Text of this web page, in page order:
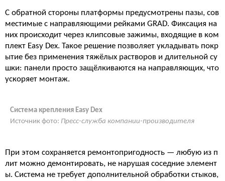
С обратной стороны платформы предусмотрены пазы, сов
местимые с направляющими рейками GRAD. Фиксация на
них происходит через клипсовые зажимы, входящие в ком
плект Easy Dex. Такое решение позволяет укладывать покр
ытие без применения тяжёлых растворов и длительной су
шки: панели просто защёлкиваются на направляющих, что
ускоряет монтаж.
Система крепления Easy Dex
Источник фото: Пресс-служба компании-производителя
При этом сохраняется ремонтопригодность — любую из п
лит можно демонтировать, не нарушая соседние элемент
ы. Система не требует дополнительной обработки стыков,